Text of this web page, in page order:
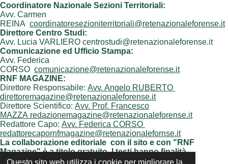
Coordinatore Nazionale Sezioni Territoriali:
Avv. Carmen
REINA coordinatoresezioniterritoriali@retenazionaleforense.it
Direttore Centro Studi:
Avv. Lucia VARLIERO centrostudi@retenazionaleforense.it
Comunicazione ed Ufficio Stampa:
Avv. Federica
CORSO comunicazione@retenazionaleforense.it
RNF MAGAZINE:
Direttore Responsabile: Avv. Angelo RUBERTO
direttoremagazine@retenazionaleforense.it
Direttore Scientifico: Avv. Prof. Francesco
MAZZA redazionemagazine@retenazionaleforense.it
Redattore Capo: Avv. Federica CORSO
redattorecapornfmagazine@retenazionalefornse.it
La collaborazione editoriale con il sito e con "RNF
Magazine" è a titolo gratuito. I testi hanno finalità
unicamente informativa e scientifica